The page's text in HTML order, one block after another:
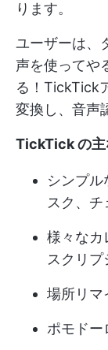
ります。
ユーザーは、
声を使ってや
る！TickTick
変換し、音声
TickTick の主
シンプル
スク、チ
様々なカ
スクリプ
場所リマ
ポモドー